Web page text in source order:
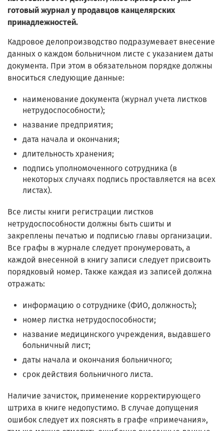
готовый журнал у продавцов канцелярских
принадлежностей.
Кадровое делопроизводство подразумевает внесение
данных о каждом больничном листе с указанием даты
документа. При этом в обязательном порядке должны
вноситься следующие данные:
наименование документа (журнал учета листков
нетрудоспособности);
название предприятия;
дата начала и окончания;
длительность хранения;
подпись уполномоченного сотрудника (в
некоторых случаях подпись проставляется на всех
листах).
Все листы книги регистрации листков
нетрудоспособности должны быть сшиты и
закреплены печатью и подписью главы организации.
Все графы в журнале следует пронумеровать, а
каждой внесенной в книгу записи следует присвоить
порядковый номер. Также каждая из записей должна
отражать:
информацию о сотруднике (ФИО, должность);
номер листка нетрудоспособности;
название медицинского учреждения, выдавшего
больничный лист;
даты начала и окончания больничного;
срок действия больничного листа.
Наличие зачисток, применение корректирующего
штриха в книге недопустимо. В случае допущения
ошибок следует их пояснять в графе «примечания»,